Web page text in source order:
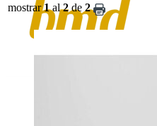
mostrar1al2 de 2